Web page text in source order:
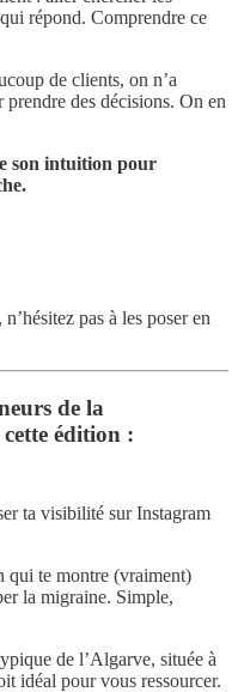
répond. Comprendre ce
de clients, on n’a
prendre des décisions. On en
son intuition pour
pas à les poser en
de la
édition :
ta visibilité sur Instagram
qui te montre (vraiment)
la migraine. Simple,
de l’Algarve, située à
idéal pour vous ressourcer.